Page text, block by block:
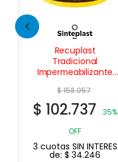
Recuplast
Tradicional
Impermeabilizante
$158.057
$ 102.737
35%
OFF
3 cuotas SIN INTERES
de: $ 34.246